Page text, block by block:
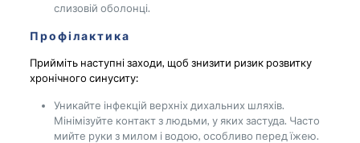
слизовій оболонці.
Профілактика
Прийміть наступні заходи, щоб знизити ризик розвитку
хронічного синуситу:
Уникайте інфекцій верхніх дихальних шляхів.
Мінімізуйте контакт з людьми, у яких застуда. Часто
мийте руки з милом і водою, особливо перед їжею.